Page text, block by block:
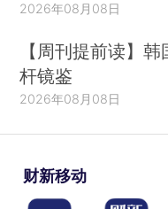
2026年08月08日
【周刊提前读】
杆镜鉴
2026年08月08日
财新移动